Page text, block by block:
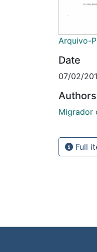
Arquivo-
Date
07/02/
Authors
Migrador
Full